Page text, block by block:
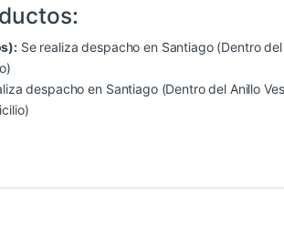
Se realiza despacho en Santiago (Dentro
despacho en Santiago (Dentro del Anillo